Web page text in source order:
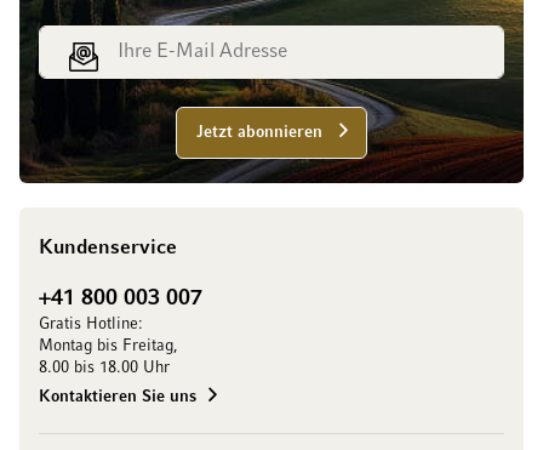
E-Mail Adresse
Jetzt abonnieren
Kundenservice
+41 800 003 007
Gratis Hotline:
Montag bis Freitag,
8.00 bis 18.00 Uhr
Kontaktieren Sie uns